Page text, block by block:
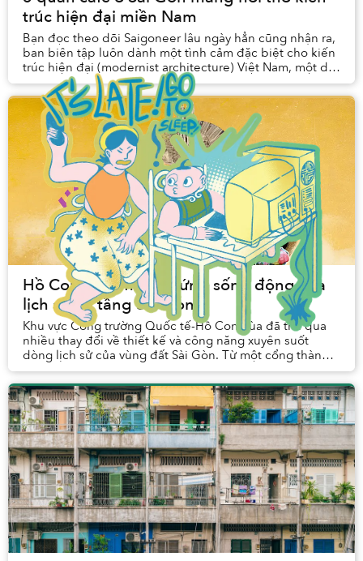
trúc hiện đại miền Nam
Bạn đọc theo dõi Saigoneer lâu ngày hẳn cũng nhận ra,
ban biên tập luôn dành một tình cảm đặc biệt cho kiến
trúc hiện đại (modernist architecture) Việt Nam, một di
sản mang dấu ấn riêng biệt...
Hồ Con Rùa, minh chứng sống động của
lịch sử đa tầng Sài Gòn
Khu vực Công trường Quốc tế-Hồ Con Rùa đã trải qua
nhiều thay đổi về thiết kế và công năng xuyên suốt
dòng lịch sử của vùng đất Sài Gòn. Từ một cổng thành
của công trình phòng thủ quân sự thời Ng...